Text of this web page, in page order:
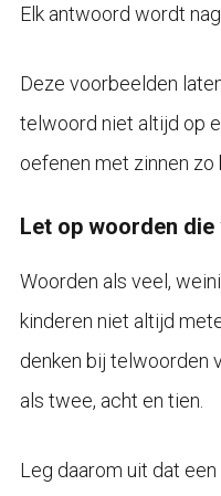
Elk antwoord wordt
Deze voorbeelden
telwoord niet altijd op
oefenen met zinnen zo
Let op woorden
Woorden als veel,
kinderen niet altijd
denken bij telwoorden
als twee, acht en tien.
Leg daarom uit dat